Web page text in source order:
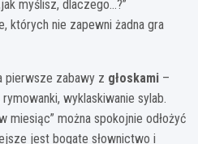
myślisz, dlaczego…?”
których nie zapewni żadna gra
pierwsze zabawy z głoskami –
wyklaskiwanie sylab.
miesiąc” można spokojnie odłożyć
jest bogate słownictwo i